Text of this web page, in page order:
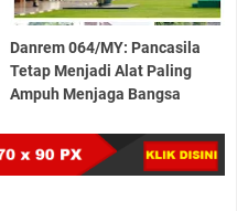
Danrem 064/MY: Pancasila
Tetap Menjadi Alat Paling
Ampuh Menjaga Bangsa